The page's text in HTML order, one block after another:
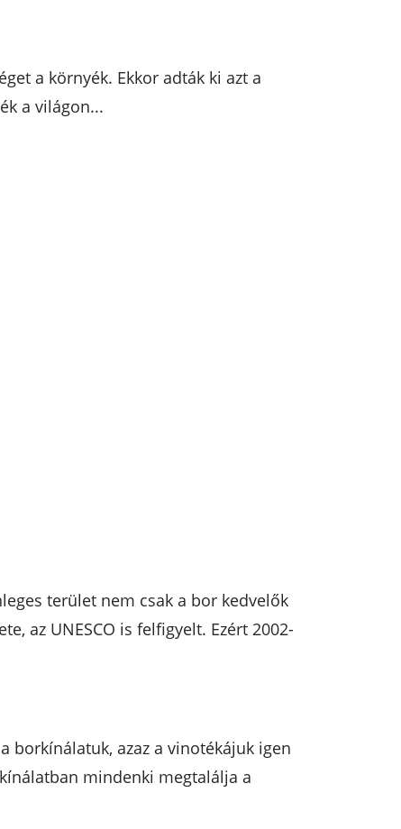
a környék. Ekkor adták ki azt a
a világon...
terület nem csak a bor kedvelők
az UNESCO is felfigyelt. Ezért 2002-
borkínálatuk, azaz a vinotékájuk igen
mindenki megtalálja a